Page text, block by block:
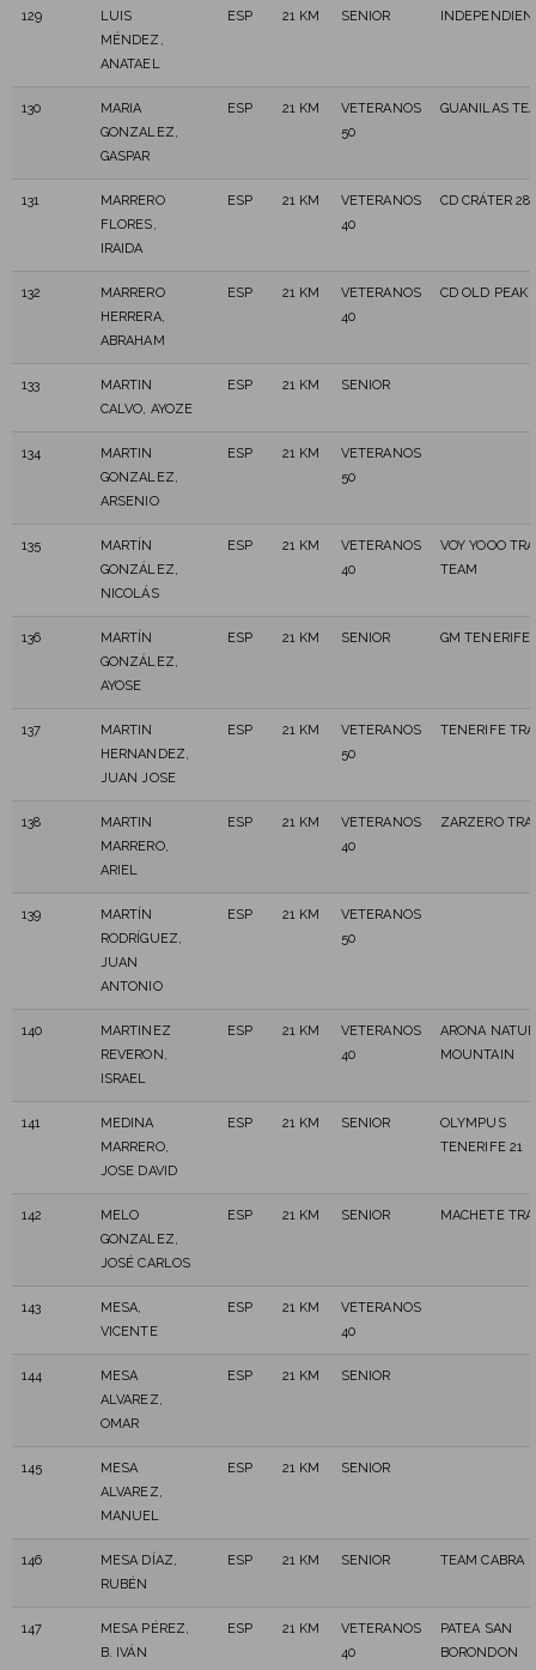
129
LUIS
MÉNDEZ,
ANATAEL
ESP 21 KM SENIOR
130
MARIA
GONZALEZ,
GASPAR
ESP 21 KM
VETERANOS
50
GUANILAS
131
MARRERO
FLORES,
IRAIDA
ESP 21 KM
VETERANOS
40
CD CRÁTER
132
MARRERO
HERRERA,
ABRAHAM
ESP 21 KM
VETERANOS
40
CD OLD PEAK
133
MARTIN
CALVO, AYOZE
ESP 21 KM SENIOR
134
MARTIN
GONZALEZ,
ARSENIO
ESP 21 KM
VETERANOS
50
135
MARTÍN
GONZÁLEZ,
NICOLÁS
ESP 21 KM
VETERANOS
40
VOY YOOO
TEAM
136
MARTÍN
GONZÁLEZ,
AYOSE
ESP 21 KM SENIOR GM TENERIFE
137
MARTIN
HERNANDEZ,
JUAN JOSE
ESP 21 KM
VETERANOS
50
TENERIFE
138
MARTIN
MARRERO,
ARIEL
ESP 21 KM
VETERANOS
40
ZARZERO
139
MARTÍN
RODRÍGUEZ,
JUAN
ANTONIO
ESP 21 KM
VETERANOS
50
140
MARTINEZ
REVERON,
ISRAEL
ESP 21 KM
VETERANOS
40
ARONA
MOUNTAIN
141
MEDINA
MARRERO,
JOSE DAVID
ESP 21 KM SENIOR
OLYMPUS
TENERIFE 21
142
MELO
GONZALEZ,
JOSÉ CARLOS
ESP 21 KM SENIOR MACHETE
143
MESA,
VICENTE
ESP 21 KM
VETERANOS
40
144
MESA
ALVAREZ,
OMAR
ESP 21 KM SENIOR
145
MESA
ALVAREZ,
MANUEL
ESP 21 KM SENIOR
146
MESA DÍAZ,
RUBÉN
ESP 21 KM SENIOR TEAM CABRA
147
MESA PÉREZ,
B. IVÁN
ESP 21 KM
VETERANOS
40
PATEA SAN
BORONDON